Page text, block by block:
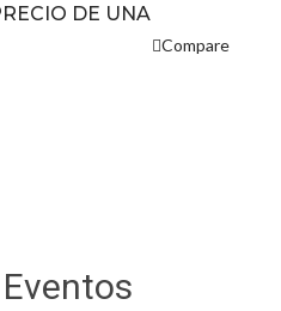
DE UNA
Compare